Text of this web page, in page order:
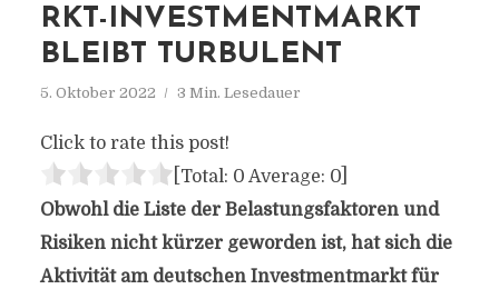
RKT-INVESTMENTMARKT
BLEIBT TURBULENT
5. Oktober 2022 3 Min. Lesedauer
Click to rate this post!
[Total: 0 Average: 0]
Obwohl die Liste der Belastungsfaktoren und
Risiken nicht kürzer geworden ist, hat sich die
Aktivität am deutschen Investmentmarkt für